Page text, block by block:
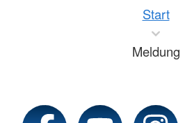
Start
Meldung